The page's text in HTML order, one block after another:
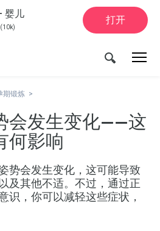
婴儿
(10k)
打开
期锻炼
会发生变化——这
何影响
势会发生变化，这可能导致
及其他不适。不过，通过正
识，你可以减轻这些症状，